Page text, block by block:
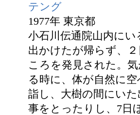
テング
1977年 東京都
小石川伝通院山内に
出かけたが帰らず、
ころを発見された。
る時に、体が自然に
詣し、大樹の間にい
事をとったりし、7日